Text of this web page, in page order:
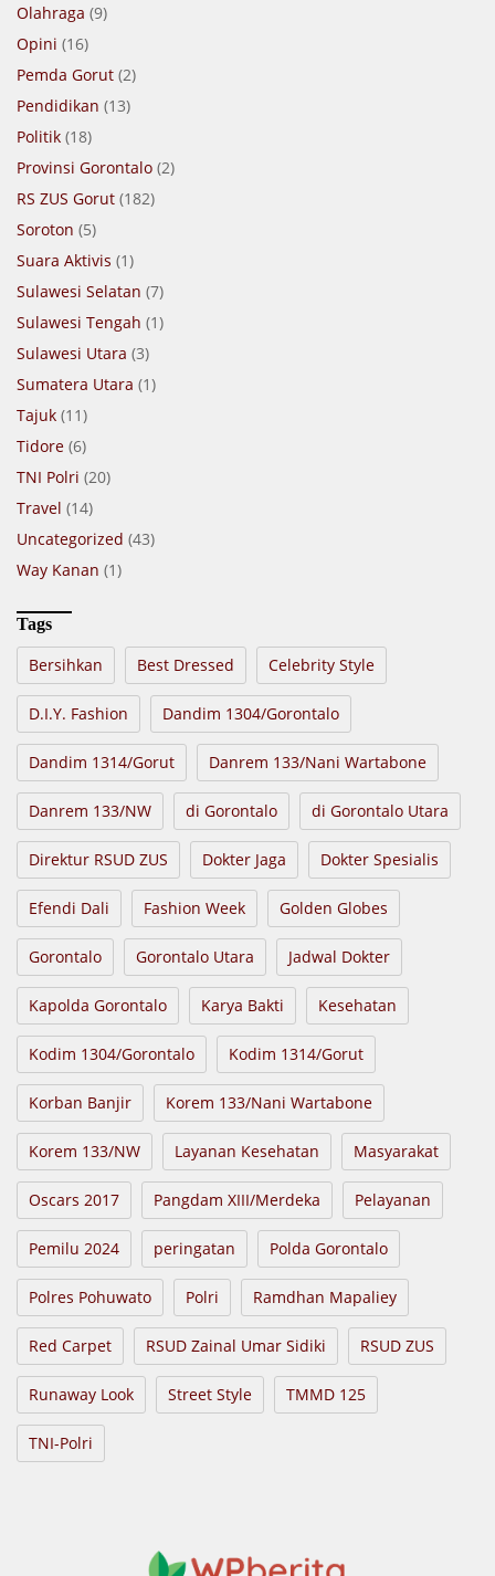
Olahraga (9)
Opini (16)
Pemda Gorut (2)
Pendidikan (13)
Politik (18)
Provinsi Gorontalo (2)
RS ZUS Gorut (182)
Soroton (5)
Suara Aktivis (1)
Sulawesi Selatan (7)
Sulawesi Tengah (1)
Sulawesi Utara (3)
Sumatera Utara (1)
Tajuk (11)
Tidore (6)
TNI Polri (20)
Travel (14)
Uncategorized (43)
Way Kanan (1)
Tags
Bersihkan Best Dressed Celebrity Style
D.I.Y. Fashion Dandim 1304/Gorontalo
Dandim 1314/Gorut Danrem 133/Nani Wartabone
Danrem 133/NW di Gorontalo di Gorontalo Utara
Direktur RSUD ZUS Dokter Jaga Dokter Spesialis
Efendi Dali Fashion Week Golden Globes
Gorontalo Gorontalo Utara Jadwal Dokter
Kapolda Gorontalo Karya Bakti Kesehatan
Kodim 1304/Gorontalo Kodim 1314/Gorut
Korban Banjir Korem 133/Nani Wartabone
Korem 133/NW Layanan Kesehatan Masyarakat
Oscars 2017 Pangdam XIII/Merdeka Pelayanan
Pemilu 2024 peringatan Polda Gorontalo
Polres Pohuwato Polri Ramdhan Mapaliey
Red Carpet RSUD Zainal Umar Sidiki RSUD ZUS
Runaway Look Street Style TMMD 125
TNI-Polri